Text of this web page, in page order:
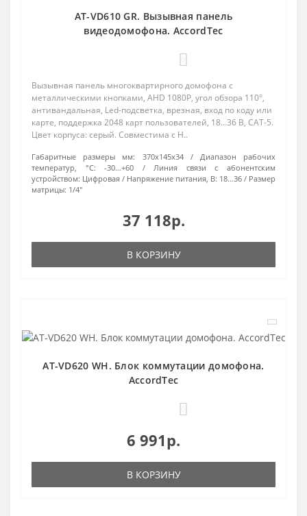
AT-VD610 GR. Вызывная панель
видеодомофона. AccordTec
Вызывная панель многоквартирного домофона с
металлическими кнопками, AHD 1080P, угол обзора 110°,
антивандальная, Led-подсветка, врезная, вход по коду или
карте, поддержка 2048 карт пользователей, 18...36 В, CAT-5.
Цвет корпуса: серый. Совместима с H..
Габаритные размеры мм: 370х145х34
Диапазон рабочих
температур, °С:
-30…+60
Линия связи с абонентским
устройством: Цифровая Напряжение питания, В: 18…36
Размер
матрицы: 1/4"
37 118р.
В КОРЗИНУ
AT-VD620 WH. Блок коммутации домофона.
AccordTec
6 991р.
В КОРЗИНУ